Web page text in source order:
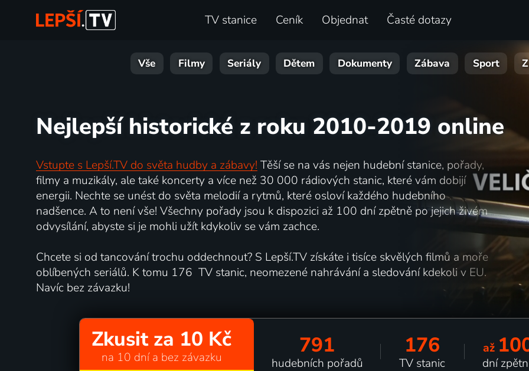
TV stanice Ceník Objednat Časté dotazy
Vše Filmy Seriály Dětem Dokumenty Zábava Sport
Nejlepší historické z roku 2010-2019 online
Vstupte s Lepší.TV do světa hudby a zábavy! Těší se na vás nejen hudební stanice, pořady,
filmy a muzikály, ale také koncerty a více než 30 000 rádiových stanic, které vám dobijí
energii. Nechte se unést do světa melodií a rytmů, které osloví každého hudebního
nadšence. A to není vše! Všechny pořady jsou k dispozici až 100 dní zpětně po jejich živém
odvysílání, abyste si je mohli užít kdykoliv se vám zachce.
Chcete si od tancování trochu oddechnout? S Lepší.TV získáte i tisíce skvělých filmů a moře
oblíbených seriálů. K tomu 176 TV stanic, neomezené nahrávání a sledování kdekoli v EU.
Navíc bez závazku!
Zkusit za 10 Kč
na 10 dní a bez závazku 791
hudebních pořadů
176
TV stanic
až
dní